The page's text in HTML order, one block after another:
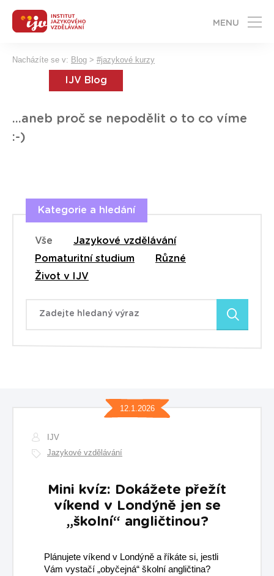
MENU
Nacházíte se v: Blog > #jazykové kurzy
IJV Blog
...aneb proč se nepodělit o to co víme
:-)
Kategorie a hledání
Vše
Jazykové vzdělávání
Pomaturitní studium
Různé
Život v IJV
Zadejte hledaný výraz
12.1.2026
IJV
Jazykové vzdělávání
Mini kvíz: Dokážete přežít
víkend v Londýně jen se
„školní“ angličtinou?
Plánujete víkend v Londýně a říkáte si, jestli
Vám vystačí „obyčejná“ školní angličtina?